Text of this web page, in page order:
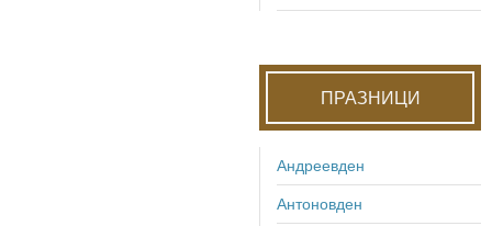
ПРАЗНИЦИ
Андреевден
Антоновден